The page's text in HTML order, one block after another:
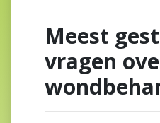
Meest
vragen